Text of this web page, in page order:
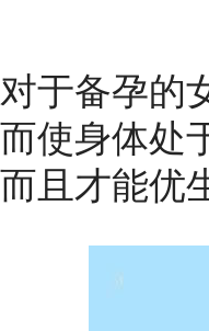
对于备孕的
而使身体处
而且才能优